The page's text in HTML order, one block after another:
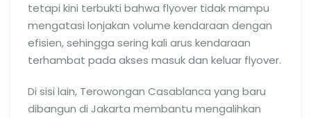
tetapi kini terbukti bahwa flyover tidak mampu
mengatasi lonjakan volume kendaraan dengan
efisien, sehingga sering kali arus kendaraan
terhambat pada akses masuk dan keluar flyover.
Di sisi lain, Terowongan Casablanca yang baru
dibangun di Jakarta membantu mengalihkan